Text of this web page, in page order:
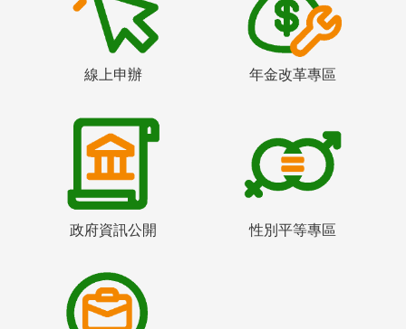
線上申辦 年金改革專區
政府資訊公開 性別平等專區